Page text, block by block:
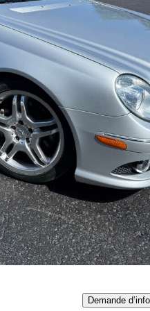
Aucune
Demande d’info